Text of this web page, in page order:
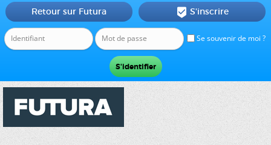
Se souvenir de moi ?
Retour sur Futura  S'inscrire